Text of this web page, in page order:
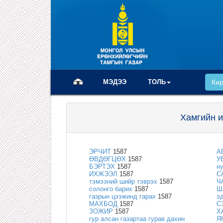
(current)МЭДЭЭ ТОЛЬ
Хамгийн
ЭРЧИТ 1587
ӨВДӨГЦӨХ 1587
БЭРТЭХ 1587
ИХЖЭЭЛ 1587
тэмээний шийр тэврэх 1587
солонго барих 1587
газрын цээжинд гарах 1587
МАХБОД 1587
ЗОЖИР 1587
гур алсан газартаа гурав дахин